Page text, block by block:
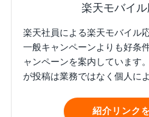
楽天モバイ
楽天社員による楽天モバイル
一般キャンペーンよりも好条
ャンペーンを案内しています
が投稿は業務ではなく個人に
紹介リンク